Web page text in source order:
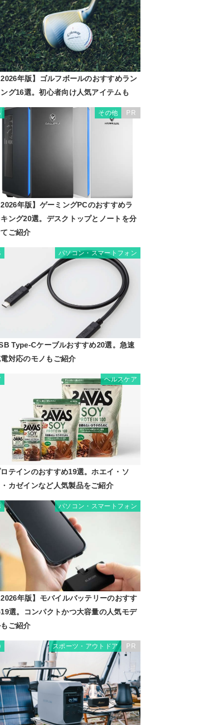
年版】ゴルフボールのおすすめラン
グ16選。初心者向け人気アイテムも
その他 PR
年版】ゲーミングPCのおすすめラ
ング20選。デスクトップとノートを分
ご紹介
パソコン・スマートフォン
Type-Cケーブルおすすめ20選。急速
対応のモノもご紹介
ヘルスケア
テインのおすすめ19選。ホエイ・ソ
カゼインなど人気製品をご紹介
パソコン・スマートフォン
年版】モバイルバッテリーのおすす
選。コンパクトかつ大容量の人気モデ
ご紹介
スポーツ・アウトドア PR